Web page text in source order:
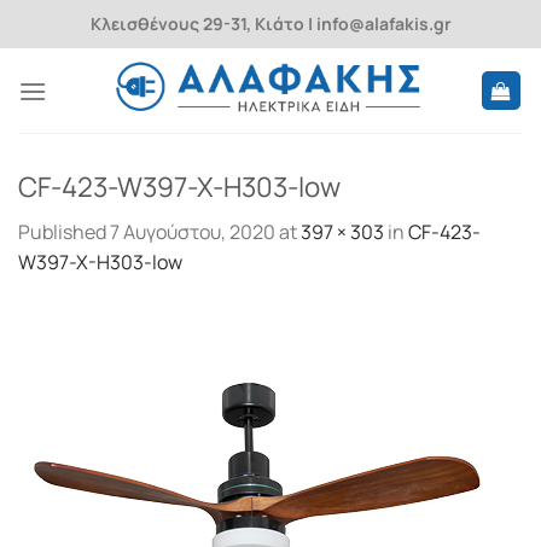
to
Κλεισθένους 29-31, Κιάτο | info@alafakis.gr
CF-423-W397-X-H303-low
Published7 Αυγούστου, 2020at397 × 303 inCF-423-
W397-X-H303-low